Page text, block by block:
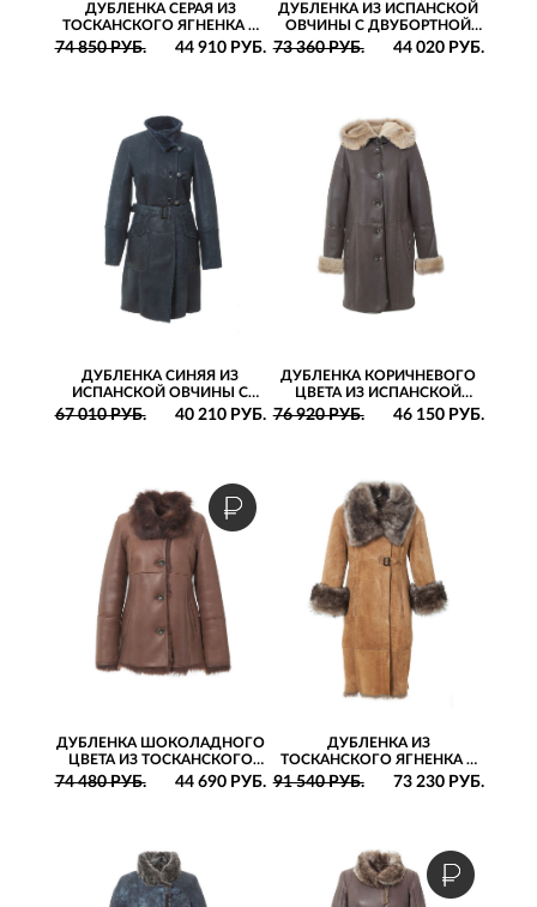
ДУБЛЕНКА СЕРАЯ ИЗ
ТОСКАНСКОГО ЯГНЕНКА С
КАПЮШОНОМ И
74 850 РУБ. 44 910 РУБ.
ДУБЛЕНКА ИЗ ИСПАНСКОЙ
ОВЧИНЫ С ДВУБОРТНОЙ
ЗАСТЕЖКОЙ И
73 360 РУБ. 44 020 РУБ.
ДУБЛЕНКА СИНЯЯ ИЗ
ИСПАНСКОЙ ОВЧИНЫ С
ПОЯСОМ И ВОРОТНИКОМ-
67 010 РУБ. 40 210 РУБ.
ДУБЛЕНКА КОРИЧНЕВОГО
ЦВЕТА ИЗ ИСПАНСКОЙ
ОВЧИНЫ СВОБОДНОГО
76 920 РУБ. 46 150 РУБ.
ДУБЛЕНКА ШОКОЛАДНОГО
ЦВЕТА ИЗ ТОСКАНСКОГО
ЯГНЕНКА С ВОРОТНИКОМ-
74 480 РУБ. 44 690 РУБ.
ДУБЛЕНКА ИЗ
ТОСКАНСКОГО ЯГНЕНКА С
ЗАВЫШЕННОЙ ЛИНИЕЙ
91 540 РУБ. 73 230 РУБ.